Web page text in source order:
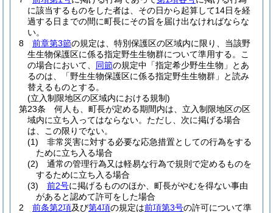
に該当するものをした者は、その日から起算して14日を経
過する日までの間に町長にその旨を届け出なければならな
い。
8
前章第3節の規定は、特別保護区の区域内に限り、当該野
生生物保護区に係る指定野生生物群について準用する。
こ
の場合において、 同節の規定中「指定希少野生生物」とあ
るのは、「野生生物保護区に係る指定野生生物群」と読み
替えるものとする。
(立入制限地区の区域内における規制)
第23条
何人も、町長が定める期間内は、立入制限地区の区
域内に立ち入ってはならない。 ただし、次に掲げる場合
は、この限りでない。
(1)
非常災害に対する必要な応急措置としての行為をする
ために立ち入る場合
(2)
通常の管理行為又は軽易な行為で規則で定めるものを
するために立ち入る場合
(3)
前2号に掲げるもののほか、町長がやむを得ない事由
があると認めて許可をした場合
2
前条第2項及び第4項の規定は前項第3号の許可について準